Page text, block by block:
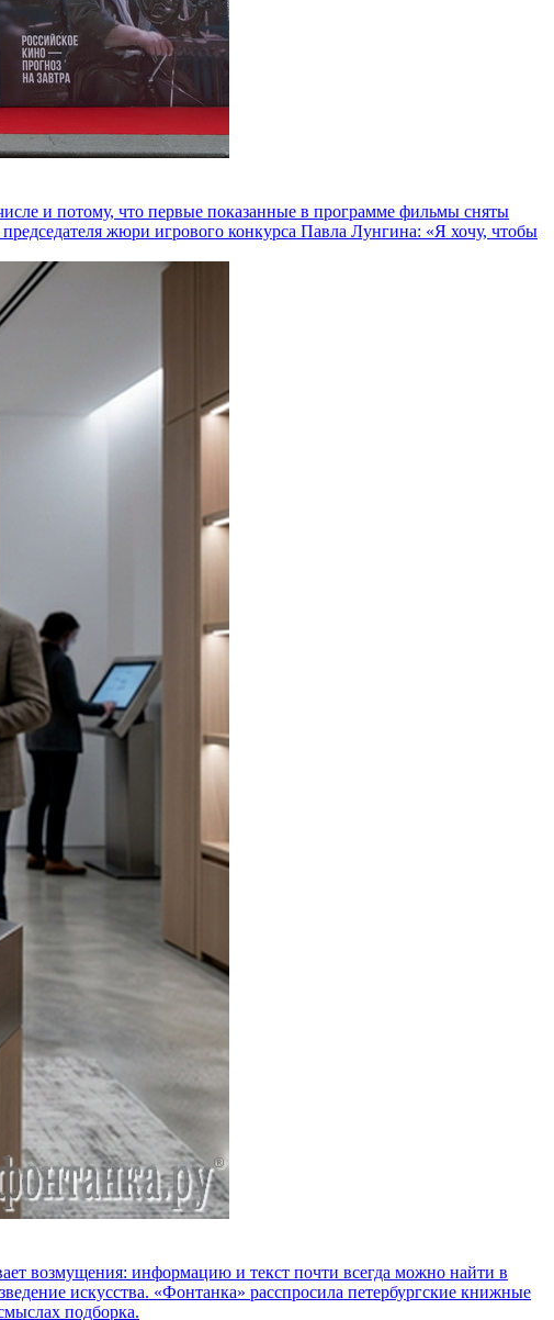
и потому, что первые показанные в программе фильмы сняты
жюри игрового конкурса Павла Лунгина: «Я хочу, чтобы
возмущения: информацию и текст почти всегда можно найти в
искусства. «Фонтанка» расспросила петербургские книжные
подборка.